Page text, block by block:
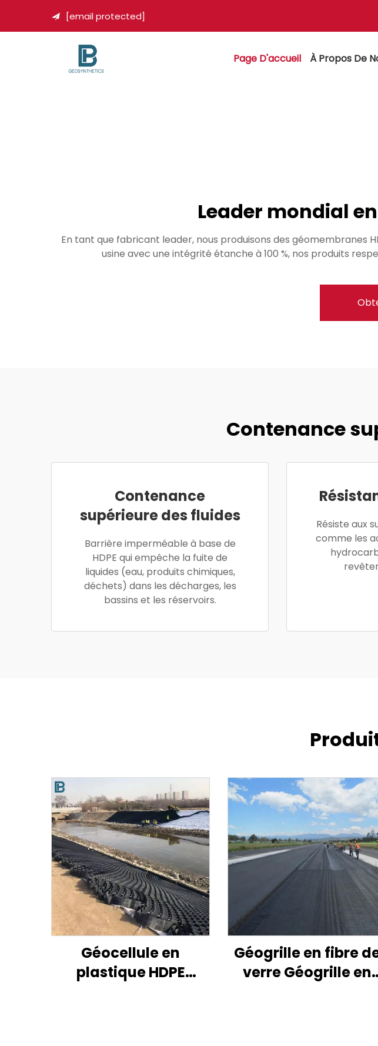
 [email protected]
Page D'accueil À Propos De
Leader mondial
En tant que fabricant leader, nous produisons des géomembranes
usine avec une intégrité étanche à 100 %, nos produits
Contenance
Contenance
supérieure des fluides
Barrière imperméable à base de
HDPE qui empêche la fuite de
liquides (eau, produits chimiques,
déchets) dans les décharges, les
bassins et les réservoirs.
Résiste aux
comme les
Géocellule en
plastique HDPE
Géogrille en fibre
verre Géogrille en